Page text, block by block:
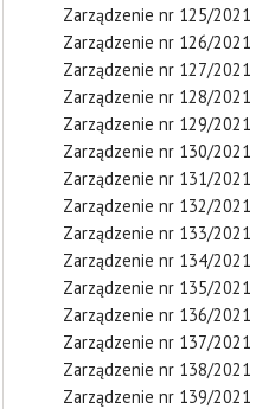
Zarządzenie nr 125/2021
Zarządzenie nr 126/2021
Zarządzenie nr 127/2021
Zarządzenie nr 128/2021
Zarządzenie nr 129/2021
Zarządzenie nr 130/2021
Zarządzenie nr 131/2021
Zarządzenie nr 132/2021
Zarządzenie nr 133/2021
Zarządzenie nr 134/2021
Zarządzenie nr 135/2021
Zarządzenie nr 136/2021
Zarządzenie nr 137/2021
Zarządzenie nr 138/2021
Zarządzenie nr 139/2021